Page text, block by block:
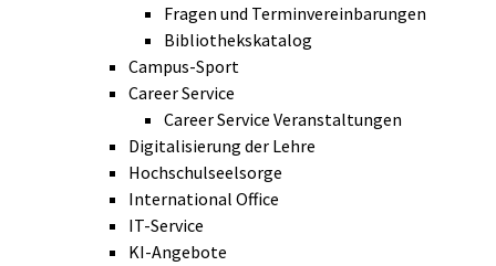
Fragen und Terminvereinbarungen
Bibliothekskatalog
Campus-Sport
Career Service
Career Service Veranstaltungen
Digitalisierung der Lehre
Hochschulseelsorge
International Office
IT-Service
KI-Angebote